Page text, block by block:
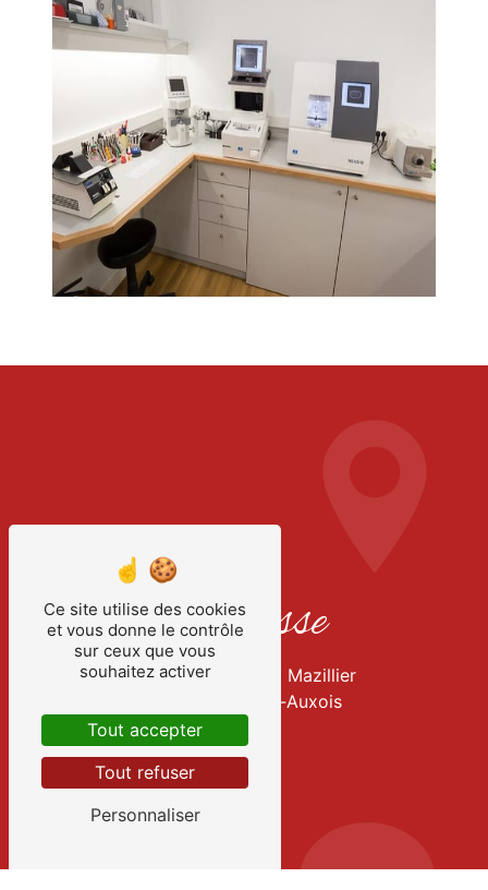
Adresse
21 Avenue général Mazillier
21140 Semur-en-Auxois
Ce site utilise des cookies
et vous donne le contrôle
sur ceux que vous
souhaitez activer
Tout accepter
Tout refuser
Personnaliser